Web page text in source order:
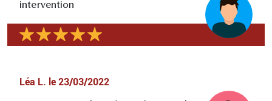
intervention
Léa L. le 23/03/2022